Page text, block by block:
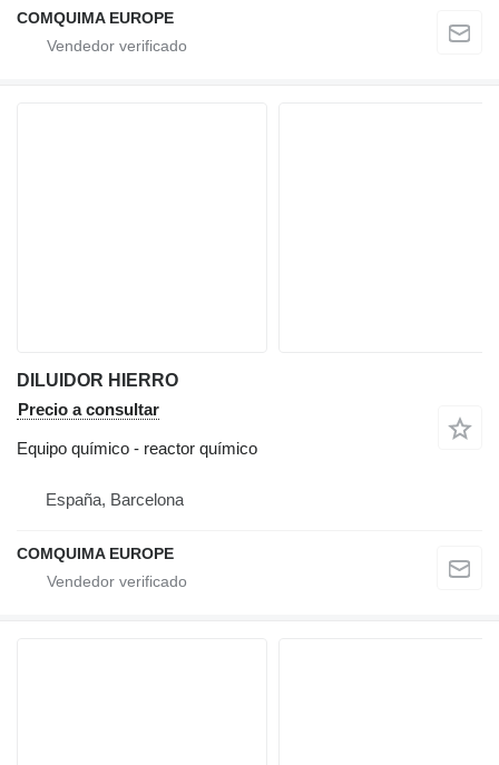
COMQUIMA EUROPE
DILUIDOR HIERRO
Precio a consultar
Equipo químico - reactor químico
España, Barcelona
COMQUIMA EUROPE